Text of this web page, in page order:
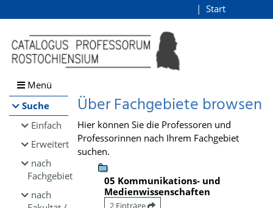
Browsen
direkt zum Inhalt
Start
Menü
Suche
Einfach
Erweitert
nach
Fachgebiet
nach
Über Fachgebiete browsen
Hier können Sie die Professoren und
Professorinnen nach Ihrem Fachgebiet
suchen.
05 Kommunikations- und
Medienwissenschaften
2 Einträge